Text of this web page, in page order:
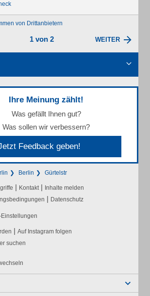
von Drittanbietern
1 von 2 WEITER
Ihre Meinung zählt!
Was gefällt Ihnen gut?
Was sollen wir verbessern?
Feedback geben!
Berlin Gürtelstr
| Kontakt | Inhalte melden
| Datenschutz
| Auf Instagram folgen
suchen